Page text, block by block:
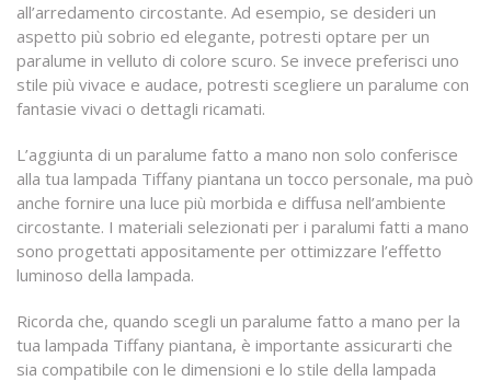
all’arredamento circostante. Ad esempio, se desideri un
aspetto più sobrio ed elegante, potresti optare per un
paralume in velluto di colore scuro. Se invece preferisci uno
stile più vivace e audace, potresti scegliere un paralume con
fantasie vivaci o dettagli ricamati.
L’aggiunta di un paralume fatto a mano non solo conferisce
alla tua lampada Tiffany piantana un tocco personale, ma può
anche fornire una luce più morbida e diffusa nell’ambiente
circostante. I materiali selezionati per i paralumi fatti a mano
sono progettati appositamente per ottimizzare l’effetto
luminoso della lampada.
Ricorda che, quando scegli un paralume fatto a mano per la
tua lampada Tiffany piantana, è importante assicurarti che
sia compatibile con le dimensioni e lo stile della lampada